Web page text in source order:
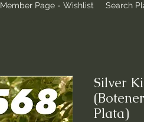
Member Page - Wishlist Search
Silver
Plata)